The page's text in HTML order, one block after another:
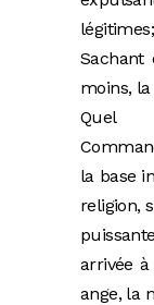
Sachant
moins,
Quel
la base
religion,
arrivée
ange, la